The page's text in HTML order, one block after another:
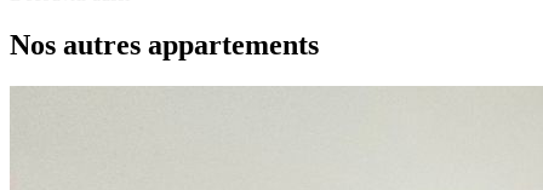
Nos autres appartements